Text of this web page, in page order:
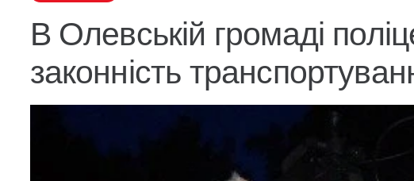
В Олевській громаді
законність